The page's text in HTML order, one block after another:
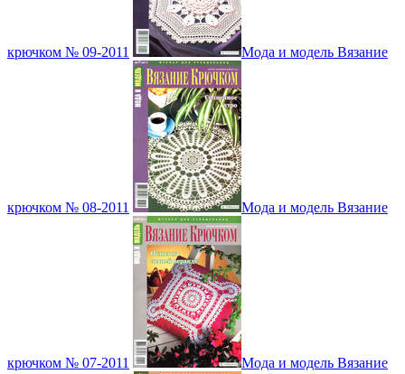
крючком № 09-2011 Мода и модель Вязание
крючком № 08-2011 Мода и модель Вязание
крючком № 07-2011 Мода и модель Вязание